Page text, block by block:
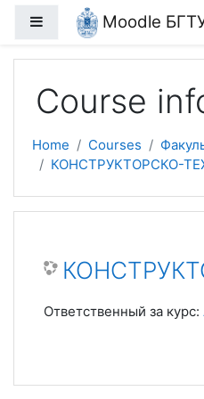
Skip to main content
Side panelMoodle
Course
Home Courses
КОНСТРУКТОРСКО-
Ответственный за курс: